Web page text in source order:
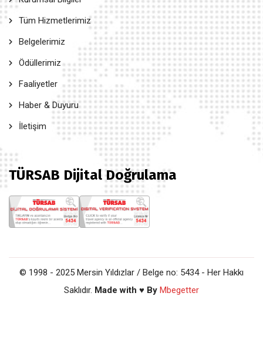
Tüm Hizmetlerimiz
Belgelerimiz
Ödüllerimiz
Faaliyetler
Haber & Duyuru
İletişim
TÜRSAB Dijital Doğrulama
© 1998 - 2025 Mersin Yıldızlar / Belge no: 5434 - Her Hakkı
Saklıdır. Made with ♥ By Mbegetter